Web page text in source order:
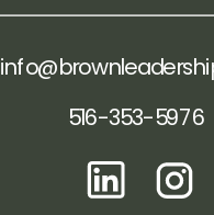
516-353-5976